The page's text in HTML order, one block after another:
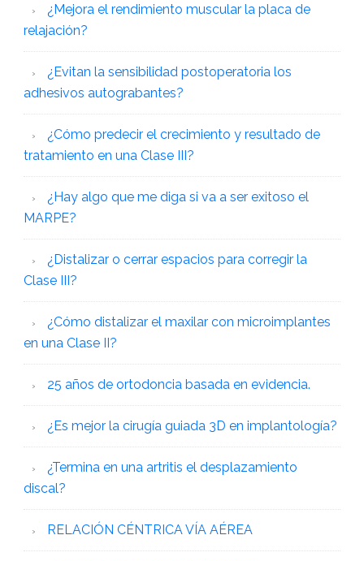
¿Mejora el rendimiento muscular la placa de
relajación?
¿Evitan la sensibilidad postoperatoria los
adhesivos autograbantes?
¿Cómo predecir el crecimiento y resultado de
tratamiento en una Clase III?
¿Hay algo que me diga si va a ser exitoso el
MARPE?
¿Distalizar o cerrar espacios para corregir la
Clase III?
¿Cómo distalizar el maxilar con microimplantes
en una Clase II?
25 años de ortodoncia basada en evidencia.
¿Es mejor la cirugía guiada 3D en implantología?
¿Termina en una artritis el desplazamiento
discal?
RELACIÓN CÉNTRICA VÍA AÉREA